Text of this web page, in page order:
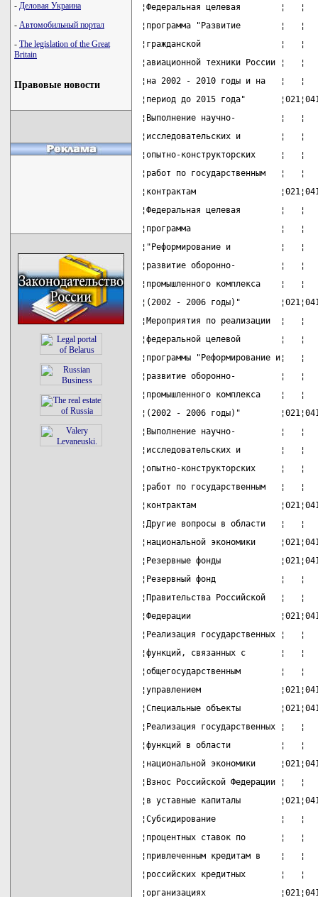
- Деловая Украина
- Автомобильный портал
- The legislation of the Great
Britain
Правовые новости
¦Федеральная целевая
¦программа "Развитие
¦гражданской                ¦
¦авиационной техники
¦на 2002 - 2010 годы и на
¦период до 2015 года"
¦Выполнение научно-
¦исследовательских и
¦опытно-конструкторских
¦работ по государственным
¦контрактам
¦Федеральная целевая
¦программа                  ¦
¦"Реформирование и
¦развитие оборонно-
¦промышленного комплекса
¦(2002 - 2006 годы)"
¦Мероприятия по
¦федеральной целевой
¦программы "Реформирование
¦развитие оборонно-
¦промышленного комплекса
¦(2002 - 2006 годы)"
¦Выполнение научно-
¦исследовательских и
¦опытно-конструкторских
¦работ по государственным
¦контрактам
¦Другие вопросы в области
¦национальной экономики
¦Резервные фонды
¦Резервный фонд             ¦
¦Правительства Российской
¦Федерации
¦Реализация
¦функций, связанных с
¦общегосударственным
¦управлением
¦Специальные объекты
¦Реализация
¦функций в области
¦национальной экономики
¦Взнос Российской
¦в уставные капиталы
¦Субсидирование             ¦
¦процентных ставок по
¦привлеченным кредитам в
¦российских кредитных
¦организациях